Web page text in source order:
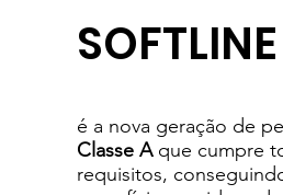
é a nova geração de
Classe Aque cumpre
requisitos,